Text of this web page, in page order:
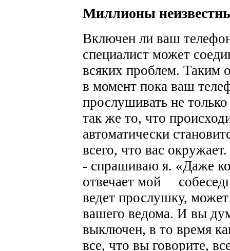
Миллионы
Включен ли ваш
специалист может
всяких проблем. Таким
в момент пока ваш
прослушивать не
так же то, что
автоматически
всего, что вас окружает.
- спрашиваю я. «Даже
отвечает мой
ведет прослушку,
вашего ведома. И вы
выключен, в то время
все, что вы говорите,